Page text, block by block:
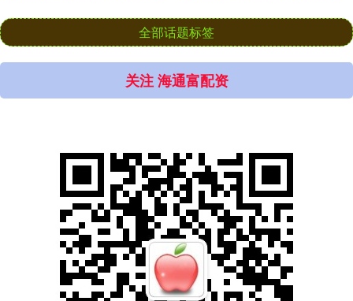
全部话题标签
关注 海通富配资